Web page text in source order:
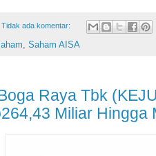
Tidak ada komentar:
Saham AISA
Raya Tbk
Miliar Hingga